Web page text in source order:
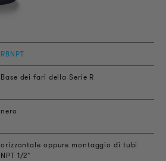
RBNPT
Base dei fari della Serie R
nero
orizzontale oppure montaggio di tubi
NPT 1/2"